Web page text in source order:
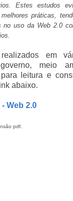
Estes estudos
práticas,
no uso da Web 2.0
em
meio
leitura e
abaixo.
Web 2.0
pdf.